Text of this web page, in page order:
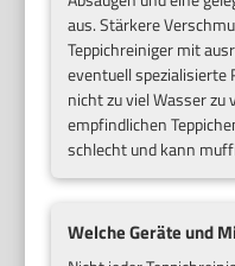
aus. Stärkere
Teppichreiniger mit
eventuell spezialisierte
nicht zu viel Wasser zu
empfindlichen
schlecht und kann
Welche Geräte und